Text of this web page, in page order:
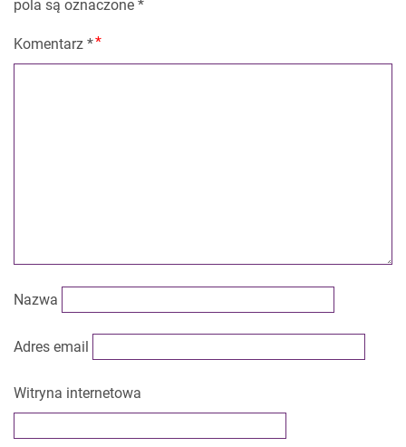
pola są oznaczone *
Komentarz *
Nazwa
Adres email
Witryna internetowa